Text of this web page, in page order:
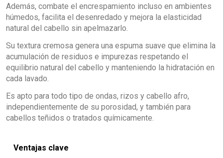
Además, combate el encrespamiento incluso en ambientes
húmedos, facilita el desenredado y mejora la elasticidad
natural del cabello sin apelmazarlo.
Su textura cremosa genera una espuma suave que elimina la
acumulación de residuos e impurezas respetando el
equilibrio natural del cabello y manteniendo la hidratación en
cada lavado.
Es apto para todo tipo de ondas, rizos y cabello afro,
independientemente de su porosidad, y también para
cabellos teñidos o tratados químicamente.
Ventajas clave